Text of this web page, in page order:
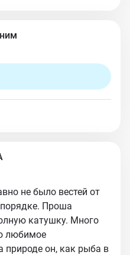
не было вестей от
Проша
катушку. Много
любимое
природе он, как рыба в